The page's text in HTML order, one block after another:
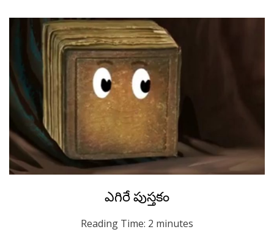
Posted
on
November 10, 2020
Telugu
ఎగిరే పుస్తకం
Reading Time: 2 minutes